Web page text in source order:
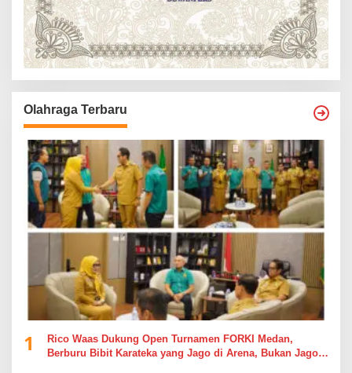
Olahraga Terbaru
1
Rico Waas Dukung Open Turnamen FORKI Medan,
Berburu Bibit Karateka yang Jago di Arena, Bukan Jago